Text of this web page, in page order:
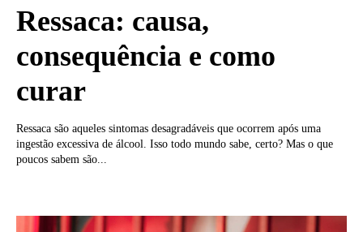
Ressaca: causa,
consequência e como
curar
Ressaca são aqueles sintomas desagradáveis que ocorrem após uma
ingestão excessiva de álcool. Isso todo mundo sabe, certo? Mas o que
poucos sabem são...